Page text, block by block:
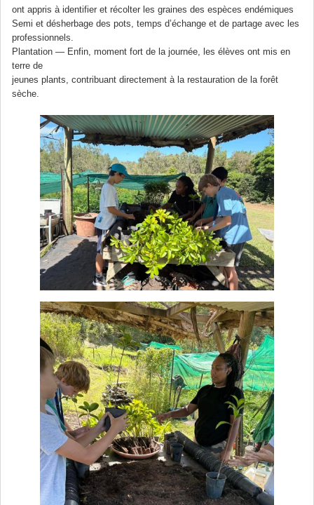
ont appris à identifier et récolter les graines des espèces endémiques
Semi et désherbage des pots, temps d’échange et de partage avec les
professionnels.
Plantation — Enfin, moment fort de la journée, les élèves ont mis en
terre de
jeunes plants, contribuant directement à la restauration de la forêt
sèche.